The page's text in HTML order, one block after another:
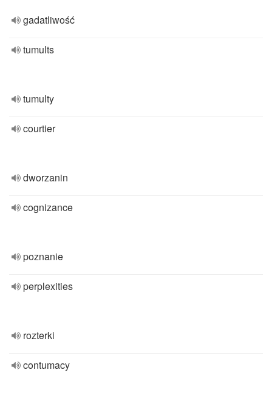
gadatliwość
tumults
tumulty
courtier
dworzanin
cognizance
poznanie
perplexities
rozterki
contumacy